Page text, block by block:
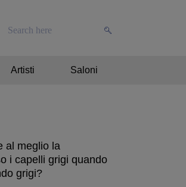
Artisti Saloni
al meglio la
i capelli grigi quando
grigi?